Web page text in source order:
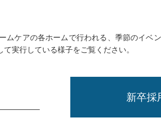
ムケアの各ホームで行われる、季節のイベ
実行している様子をご覧ください。
新卒採